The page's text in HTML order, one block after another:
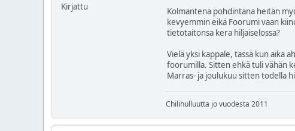
Kirjattu
Kolmantena pohdintana heitän
kevyemmin eikä Foorumi vaan
tietotaitonsa kera hiljaiselossa?
Vielä yksi kappale, tässä kun aika
foorumilla. Sitten ehkä tuli vähän
Marras- ja joulukuu sitten todella
Chilihulluutta jo vuodesta 2011